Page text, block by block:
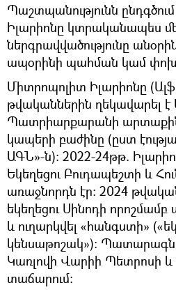
Պաշտպանությունն
Իլարիոնը կտրականապես
ներգրավվածությունը
ապօրինի պահման կամ
Միտրոպոլիտ Իլարիոնը
թվականներին ղեկավարել է
Պատրիարքարանի
կապերի բաժինը (ըստ
ԱԳՆ»-ն)։ 2022-24թթ.
Եկեղեցու Բուդապեշտի և
առաջնորդն էր: 2024
եկեղեցու Սինոդի
և ուղարկվել «հանգստի»
կենսաթոշակ»)։
Կառլովի Վարիի Պետրոսի
տաճարում: